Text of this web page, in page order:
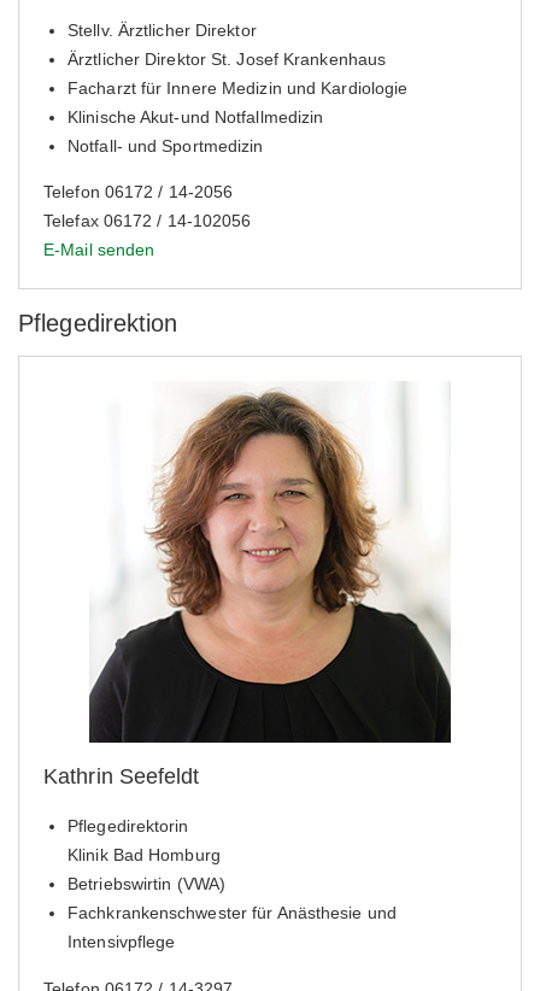
Stellv. Ärztlicher Direktor
Ärztlicher Direktor St. Josef Krankenhaus
Facharzt für Innere Medizin und Kardiologie
Klinische Akut-und Notfallmedizin
Notfall- und Sportmedizin
Telefon 06172 / 14-2056
Telefax 06172 / 14-102056
E-Mail senden
Pflegedirektion
Kathrin Seefeldt
Pflegedirektorin
Klinik Bad Homburg
Betriebswirtin (VWA)
Fachkrankenschwester für Anästhesie und
Intensivpflege